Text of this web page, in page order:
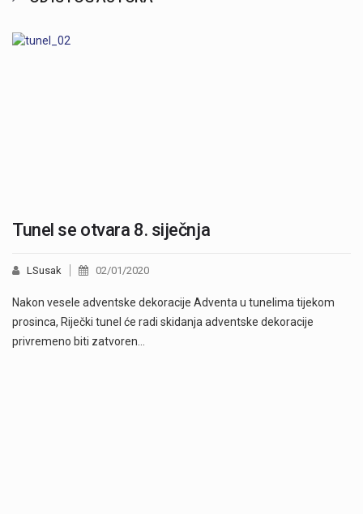
Tunel se otvara 8. siječnja
LSusak 02/01/2020
Nakon vesele adventske dekoracije Adventa u tunelima tijekom
prosinca, Riječki tunel će radi skidanja adventske dekoracije
privremeno biti zatvoren…